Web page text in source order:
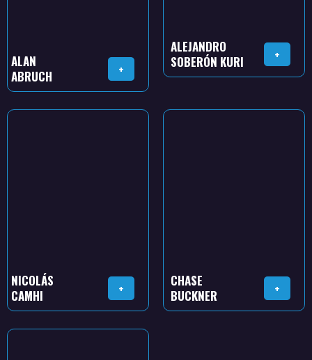
ALAN
ABRUCH
+
ALEJANDRO
SOBERÓN KURI
+
NICOLÁS
CAMHI
+
CHASE
BUCKNER
+